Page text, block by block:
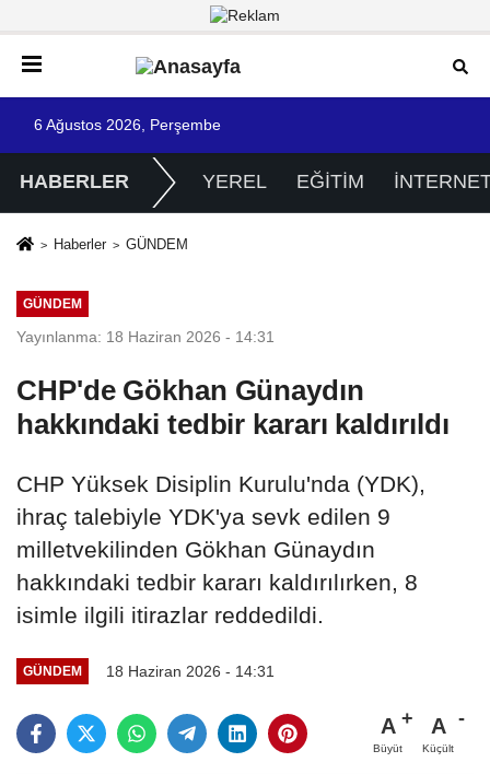
6 Ağustos 2026, Perşembe
HABERLER YEREL EĞİTİM
Haberler GÜNDEM
GÜNDEM
Yayınlanma: 18 Haziran 2026 - 14:31
CHP'de Gökhan Günaydın
hakkındaki tedbir kararı kaldırıldı
CHP Yüksek Disiplin Kurulu'nda (YDK),
ihraç talebiyle YDK'ya sevk edilen 9
milletvekilinden Gökhan Günaydın
hakkındaki tedbir kararı kaldırılırken, 8
isimle ilgili itirazlar reddedildi.
GÜNDEM 18 Haziran 2026 - 14:31
A
Büyüt
A
Küçült